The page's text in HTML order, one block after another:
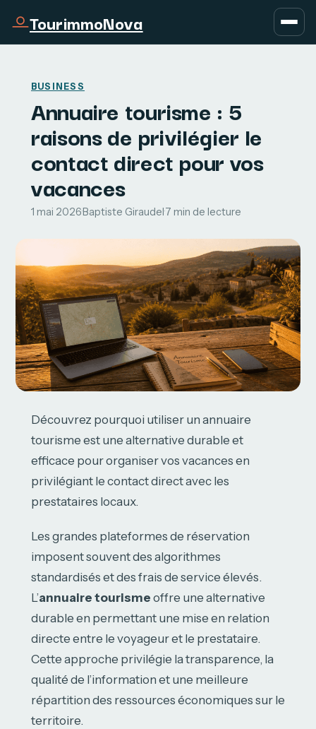
TourimmoNova
BUSINESS
Annuaire tourisme : 5
raisons de privilégier le
contact direct pour vos
vacances
1 mai 2026·Baptiste Giraudel·7 min de lecture
Découvrez pourquoi utiliser un annuaire
tourisme est une alternative durable et
efficace pour organiser vos vacances en
privilégiant le contact direct avec les
prestataires locaux.
Les grandes plateformes de réservation
imposent souvent des algorithmes
standardisés et des frais de service élevés.
L’annuaire tourisme offre une alternative
durable en permettant une mise en relation
directe entre le voyageur et le prestataire.
Cette approche privilégie la transparence, la
qualité de l’information et une meilleure
répartition des ressources économiques sur le
territoire.